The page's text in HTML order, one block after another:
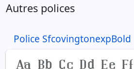
Autres polices
Police SfcovingtonexpBold